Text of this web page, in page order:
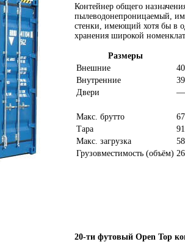
Контейнер общего
пылеводонепроницаемый,
стенки, имеющий хотя бы в
хранения широкой
Размеры
Внешние
Внутренние
Двери
—
Макс. брутто
Тара
Макс. загрузка
Грузовместимость (объём)
20-ти футовый Open Top